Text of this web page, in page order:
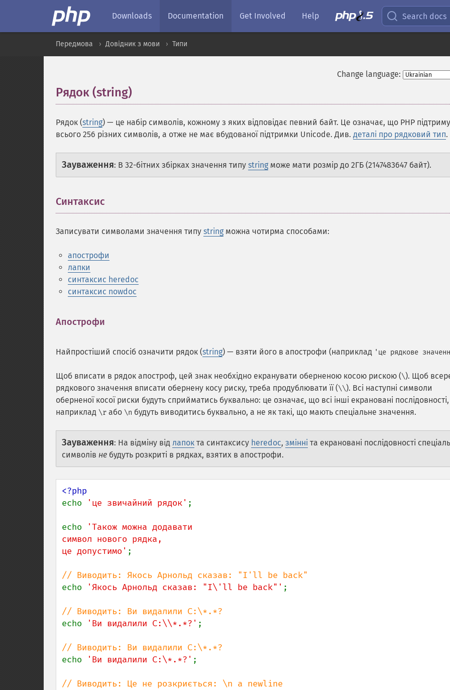
Downloads Documentation Get Involved Help Search docs
Передмова Довідник з мови Типи
Change language:
Рядок (string)
Рядок (string) — це набір символів, кожному з яких відповідає певний байт. Це означає, що PHP
всього 256 різних символів, а отже не має вбудованої підтримки Unicode. Див. деталі про рядковий тип.
Зауваження: В 32-бітних збірках значення типу string може мати розмір до 2ГБ (2147483647 байт).
Синтаксис
Записувати символами значення типу string можна чотирма способами:
апострофи
лапки
синтаксис heredoc
синтаксис nowdoc
Апострофи
Найпростіший спосіб означити рядок (string) — взяти його в апострофи (наприклад 'це рядкове
Щоб вписати в рядок апостроф, цей знак необхідно екранувати оберненою косою рискою (\). Щоб
рядкового значення вписати обернену косу риску, треба продублювати її (\\). Всі наступні символи
оберненої косої риски будуть сприйматись буквально: це означає, що всі інші екрановані послідовності,
наприклад \r або \n будуть виводитись буквально, а не як такі, що мають спеціальне значення.
Зауваження: На відміну від лапок та синтаксису heredoc, змінні та екрановані послідовності
символів не будуть розкриті в рядках, взятих в апострофи.
echo
'це звичайний рядок' ;
echo
'Також можна додавати
символ нового рядка,
це допустимо' ;
echo
'Якось Арнольд сказав: "I\'ll be back"' ;
echo
'Ви видалили C:\\*.*?' ;
echo
'Ви видалили C:\*.*?' ;